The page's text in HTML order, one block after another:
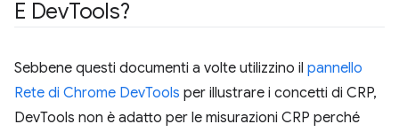
E DevTools?
Sebbene questi documenti a volte utilizzino il pannello
Rete di Chrome DevTools per illustrare i concetti di CRP,
DevTools non è adatto per le misurazioni CRP perché